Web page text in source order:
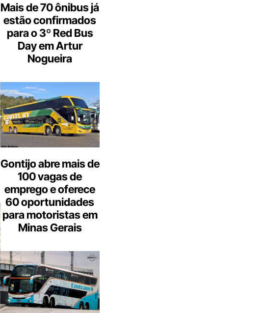
Mais de 70 ônibus já
estão confirmados
para o 3º Red Bus
Day em Artur
Nogueira
Gontijo abre mais de
100 vagas de
emprego e oferece
60 oportunidades
para motoristas em
Minas Gerais